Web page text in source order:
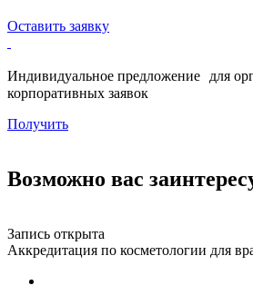
Оставить заявку
Индивидуальное предложение для
корпоративных заявок
Получить
Возможно вас
Запись открыта
Аккредитация по косметологии для